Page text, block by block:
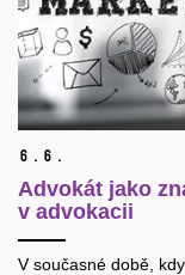
6. 6.
Advokát jako
v advokacii
V současné době,